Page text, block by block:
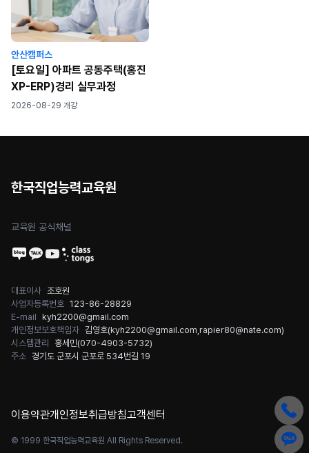
안산캠퍼스
[토요일] 아파트 공동주택(홍진
XP-ERP)경리 실무과정
2026-08-29 개강
한국직업능력교육원
교육원 공식채널
대표이사 조호원
사업자등록번호 123-86-28829
E-mail kyh2200@gmail.com
개인정보보호책임자 김영호(kyh2200@gmail.com rapier80@nate.com)
시스템관리
홍세민(070-4903-5732)
주소 경기도 군포시 군포로 534번길 19
이용약관개인정보취급방침고객센터
© 1999 한국직업능력교육원 All Rights Reserved.